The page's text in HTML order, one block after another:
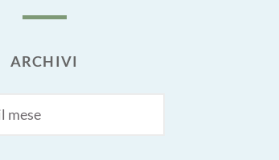
ARCHIVI